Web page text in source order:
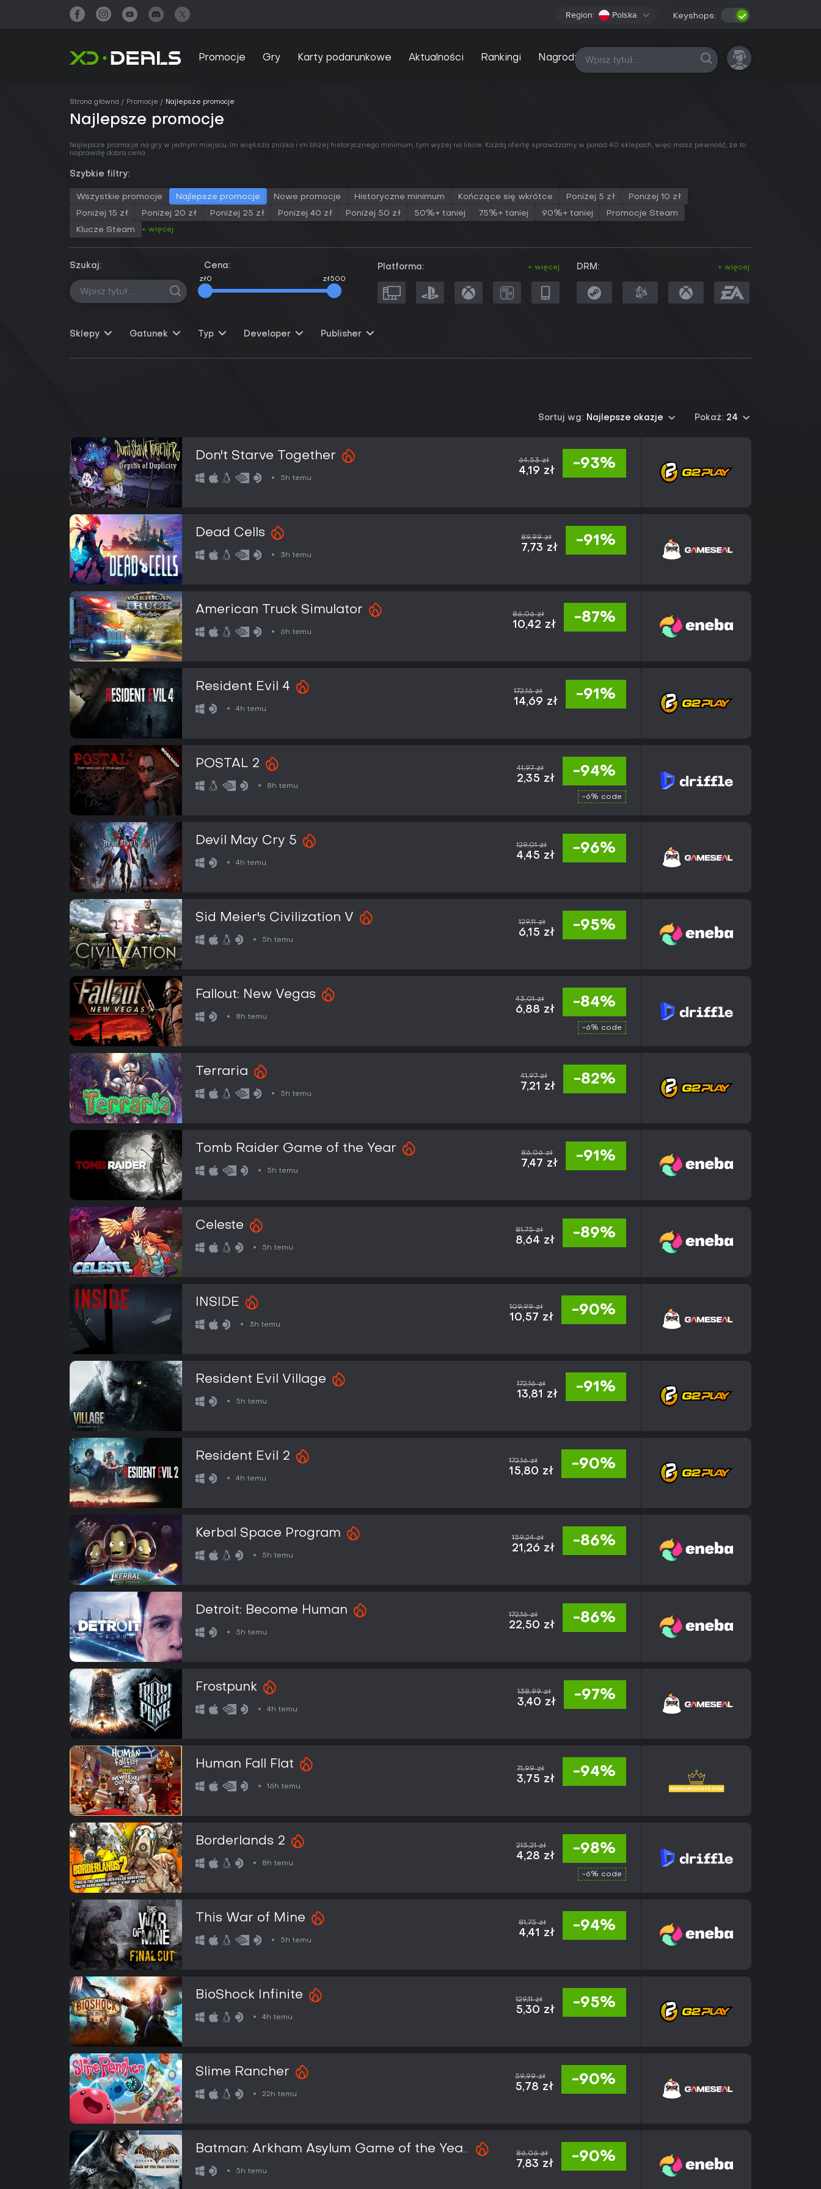
Region: Polska Keyshops:
Promocje Gry Karty podarunkowe Aktualności Rankingi Nagrody Wszystkie platformy
Strona główna Promocje Najlepsze promocje
Najlepsze promocje
Najlepsze promocje na gry w jednym miejscu. Im większa zniżka i im bliżej historycznego minimum, tym wyżej na liście. Każdą ofertę sprawdzamy w ponad 40 sklepach, więc masz pewność, że to
naprawdę dobra cena.
Szybkie filtry:
Wszystkie promocje Najlepsze promocje Nowe promocje Historyczne minimum Kończące się wkrótce Poniżej 5 zł Poniżej 10 zł
Poniżej 15 zł Poniżej 20 zł Poniżej 25 zł Poniżej 40 zł Poniżej 50 zł 50%+ taniej 75%+ taniej 90%+ taniej Promocje Steam
Klucze Steam + więcej
Szukaj: Cena:
zł0
zł0 zł500
zł500
Platforma: + więcej DRM: + więcej
Sklepy Gatunek Typ Developer Publisher
Sortuj wg: Najlepsze okazje Pokaż: 24
Don't Starve Together
5h temu
64,53 zł
4,19 zł -93%
Dead Cells
3h temu
89,99 zł
7,73 zł -91%
American Truck Simulator
6h temu
86,06 zł
10,42 zł -87%
Resident Evil 4
4h temu
172,16 zł
14,69 zł -91%
POSTAL 2
8h temu
41,97 zł
2,35 zł -94%
-6% code
Devil May Cry 5
4h temu
129,01 zł
4,45 zł -96%
Sid Meier's Civilization V
5h temu
129,11 zł
6,15 zł -95%
Fallout: New Vegas
8h temu
43,01 zł
6,88 zł -84%
-6% code
Terraria
5h temu
41,97 zł
7,21 zł -82%
Tomb Raider Game of the Year
5h temu
86,06 zł
7,47 zł -91%
Celeste
5h temu
81,75 zł
8,64 zł -89%
INSIDE
3h temu
109,99 zł
10,57 zł -90%
Resident Evil Village
5h temu
172,16 zł
13,81 zł -91%
Resident Evil 2
4h temu
172,16 zł
15,80 zł -90%
Kerbal Space Program
5h temu
159,24 zł
21,26 zł -86%
Detroit: Become Human
5h temu
172,16 zł
22,50 zł -86%
Frostpunk
4h temu
138,99 zł
3,40 zł -97%
Human Fall Flat
16h temu
71,99 zł
3,75 zł -94%
Borderlands 2
8h temu
215,21 zł
4,28 zł -98%
-6% code
This War of Mine
5h temu
81,75 zł
4,41 zł -94%
BioShock Infinite
4h temu
129,11 zł
5,30 zł -95%
Slime Rancher
22h temu
59,99 zł
5,78 zł -90%
Batman: Arkham Asylum Game of the Year
Edition
5h temu
86,06 zł
7,83 zł -90%